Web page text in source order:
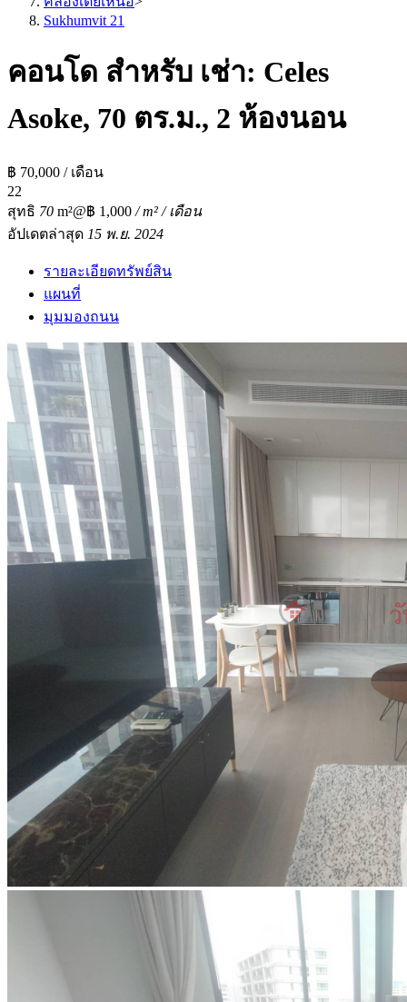
Sukhumvit 21
คอนโด สำหรับ เช่า: Celes
Asoke, 70 ตร.ม., 2 ห้องนอน
฿ 70,000 / เดือน
22
สุทธิ 70 m²@฿ 1,000 / m² / เดือน
อัปเดตล่าสุด 15 พ.ย. 2024
รายละเอียดทรัพย์สิน
แผนที่
มุมมองถนน